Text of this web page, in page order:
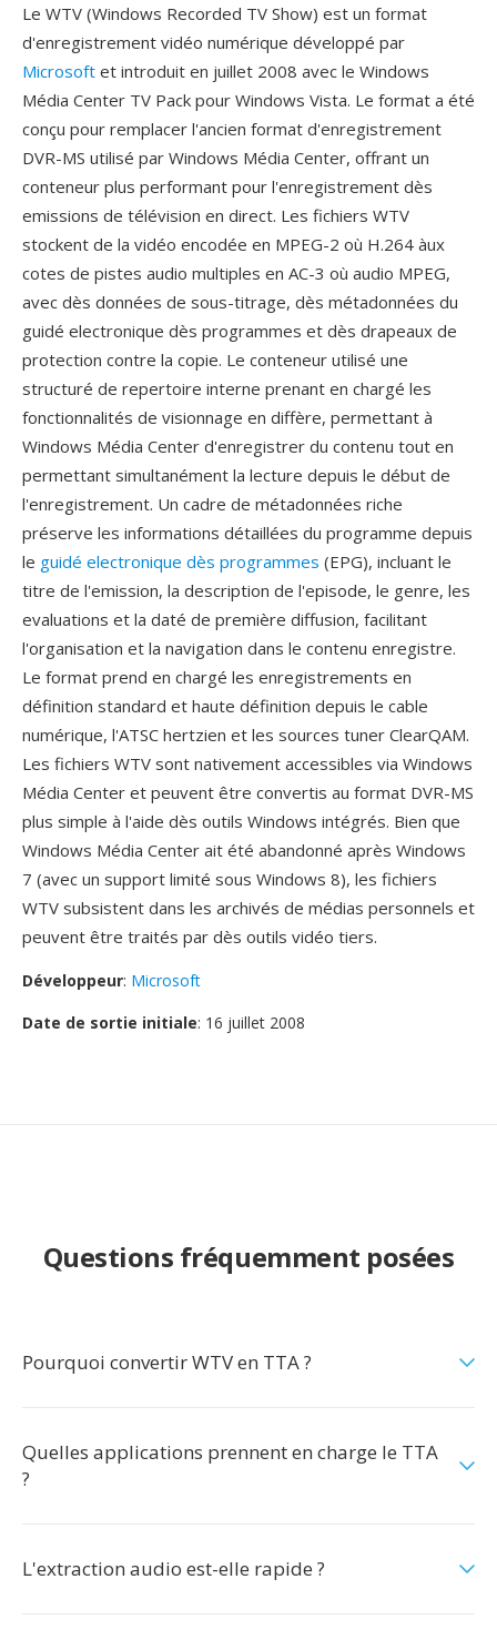
Le WTV (Windows Recorded TV Show) est un format
d'enregistrement vidéo numérique développé par
Microsoft et introduit en juillet 2008 avec le Windows
Média Center TV Pack pour Windows Vista. Le format a été
conçu pour remplacer l'ancien format d'enregistrement
DVR-MS utilisé par Windows Média Center, offrant un
conteneur plus performant pour l'enregistrement dès
emissions de télévision en direct. Les fichiers WTV
stockent de la vidéo encodée en MPEG-2 où H.264 àux
cotes de pistes audio multiples en AC-3 où audio MPEG,
avec dès données de sous-titrage, dès métadonnées du
guidé electronique dès programmes et dès drapeaux de
protection contre la copie. Le conteneur utilisé une
structuré de repertoire interne prenant en chargé les
fonctionnalités de visionnage en diffère, permettant à
Windows Média Center d'enregistrer du contenu tout en
permettant simultanément la lecture depuis le début de
l'enregistrement. Un cadre de métadonnées riche
préserve les informations détaillées du programme depuis
le guidé electronique dès programmes (EPG), incluant le
titre de l'emission, la description de l'episode, le genre, les
evaluations et la daté de première diffusion, facilitant
l'organisation et la navigation dans le contenu enregistre.
Le format prend en chargé les enregistrements en
définition standard et haute définition depuis le cable
numérique, l'ATSC hertzien et les sources tuner ClearQAM.
Les fichiers WTV sont nativement accessibles via Windows
Média Center et peuvent être convertis au format DVR-MS
plus simple à l'aide dès outils Windows intégrés. Bien que
Windows Média Center ait été abandonné après Windows
7 (avec un support limité sous Windows 8), les fichiers
WTV subsistent dans les archivés de médias personnels et
peuvent être traités par dès outils vidéo tiers.
Développeur: Microsoft
Date de sortie initiale: 16 juillet 2008
Questions fréquemment posées
Pourquoi convertir WTV en TTA ?
Quelles applications prennent en charge le TTA
?
L'extraction audio est-elle rapide ?